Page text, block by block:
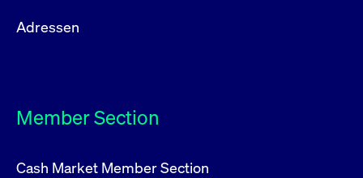
Adressen
Member Section
Cash Market Member Section